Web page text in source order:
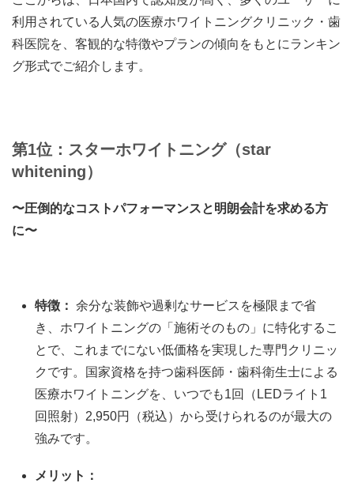
利用されている人気の医療ホワイトニングクリニック・歯
科医院を、客観的な特徴やプランの傾向をもとにランキン
グ形式でご紹介します。
第1位：スターホワイトニング（star
whitening）
〜圧倒的なコストパフォーマンスと明朗会計を求める方
に〜
特徴： 余分な装飾や過剰なサービスを極限まで省
き、ホワイトニングの「施術そのもの」に特化するこ
とで、これまでにない低価格を実現した専門クリニッ
クです。国家資格を持つ歯科医師・歯科衛生士による
医療ホワイトニングを、いつでも1回（LEDライト1
回照射）2,950円（税込）から受けられるのが最大の
強みです。
メリット：